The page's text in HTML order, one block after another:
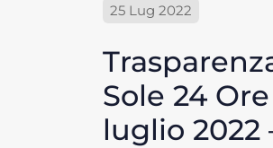
25 Lug 2022
Sole 24
luglio 2022